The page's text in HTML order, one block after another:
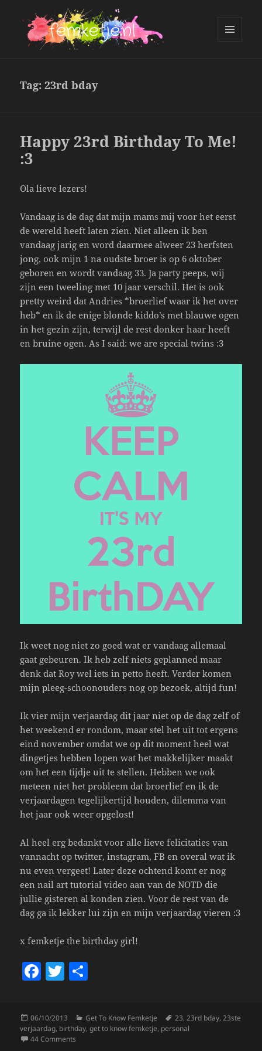
Tag:23rd bday
Happy 23rd Birthday To Me!
:3
Ola lieve lezers!
Vandaag is de dag dat mijn mams mij voor het eerst
de wereld heeft laten zien. Niet alleen ik ben
vandaag jarig en word daarmee alweer 23 herfsten
jong, ook mijn 1 na oudste broer is op 6 oktober
geboren en wordt vandaag 33. Ja party peeps, wij
zijn een tweeling met 10 jaar verschil. Het is ook
pretty weird dat Andries *broerlief waar ik het over
heb* en ik de enige blonde kiddo’s met blauwe ogen
in het gezin zijn, terwijl de rest donker haar heeft
en bruine ogen. As I said: we are special twins :3
Ik weet nog niet zo goed wat er vandaag allemaal
gaat gebeuren. Ik heb zelf niets geplanned maar
denk dat Roy wel iets in petto heeft. Verder komen
mijn pleeg-schoonouders nog op bezoek, altijd fun!
Ik vier mijn verjaardag dit jaar niet op de dag zelf of
het weekend er rondom, maar stel het uit tot ergens
eind november omdat we op dit moment heel wat
dingetjes hebben lopen wat het makkelijker maakt
om het een tijdje uit te stellen. Hebben we ook
meteen niet het probleem dat broerlief en ik de
verjaardagen tegelijkertijd houden, dilemma van
het jaar ook weer opgelost!
Al heel erg bedankt voor alle lieve felicitaties van
vannacht op twitter, instagram, FB en overal wat ik
nu even vergeet! Later deze ochtend komt er nog
een nail art tutorial video aan van de NOTD die
jullie gisteren al konden zien. Voor de rest van de
dag ga ik lekker lui zijn en mijn verjaardag vieren :3
x femketje the birthday girl!
F
c
e
b
T
itt
er
a
re
Posted
on
06/10/2013 Categories
Get To Know Femketje Tags
23,23rd bday,23ste
verjaardag, birthday,get to know femketje, personal
44 Comments